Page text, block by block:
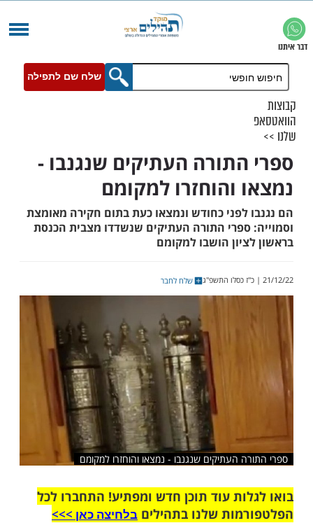
שלח שם לתפילה
העתיקים שנגנבו -
והוחזרו למקומם
ספרי התורה העתיקים שנשדדו מצבית הכנסת
הושבו למקומם
שלח לחבר